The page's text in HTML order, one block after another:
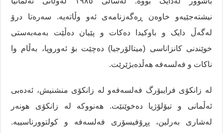
نیشتەجێیەو خاوەن ڕەگەزنامەی ئەو وڵاتەیە. سەرەتا درۆ
لەگەڵ دایک و باوکیدا دەکات و پێیان دەڵێت بەمەبەستی
خوێندنی کانزاناسی (میتالۆرجیا) دەچێت بۆ ئەوروپا، بەڵام وا
ناکات و فەلسەفە هەڵدەبژێرێت.
لە زانکۆی فرایبۆرگ فەلسەفەو لە زانکۆی منشنیش، ئەدەبی
ئەڵمانی و تیۆلۆژیا دەخوێنێت. هەنووکە لە زانکۆی هونەر
لەشاری بەرلین، پڕۆفیسۆری فەلسەفە و کولتوورناسییە.